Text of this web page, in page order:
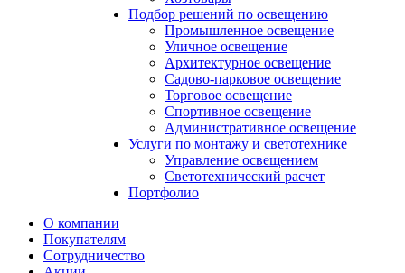
Подбор решений по освещению
Промышленное освещение
Уличное освещение
Архитектурное освещение
Садово-парковое освещение
Торговое освещение
Спортивное освещение
Административное освещение
Услуги по монтажу и светотехнике
Управление освещением
Светотехнический расчет
Портфолио
О компании
Покупателям
Сотрудничество